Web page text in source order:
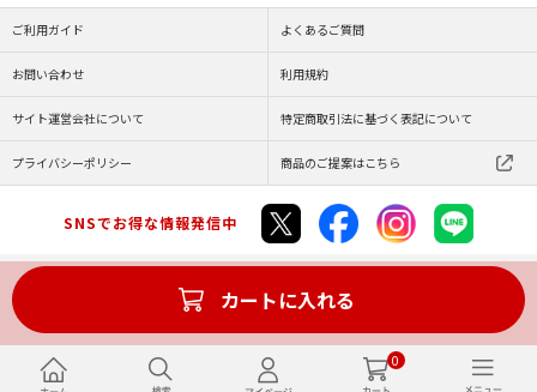
0
カートに入れる
ご利用ガイド よくあるご質問
お問い合わせ 利用規約
サイト運営会社について 特定商取引法に基づく表記について
プライバシーポリシー 商品のご提案はこちら
SNSでお得な情報発信中